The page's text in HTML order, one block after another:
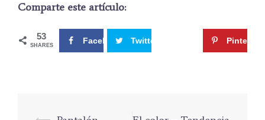
Comparte este artículo:
53
SHARES Facebook Twitter Google+ Pinterest